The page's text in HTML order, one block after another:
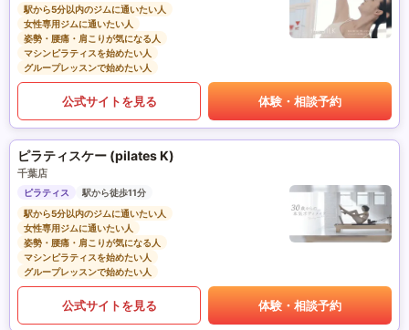
駅から5分以内のジムに通いたい人
女性専用ジムに通いたい人
姿勢・腰痛・肩こりが気になる人
マシンピラティスを始めたい人
グループレッスンで始めたい人
公式サイトを見る 体験・相談予約
ピラティスケー (pilates K)
千葉店
ピラティス
駅から徒歩11分
駅から5分以内のジムに通いたい人
女性専用ジムに通いたい人
姿勢・腰痛・肩こりが気になる人
マシンピラティスを始めたい人
グループレッスンで始めたい人
公式サイトを見る 体験・相談予約